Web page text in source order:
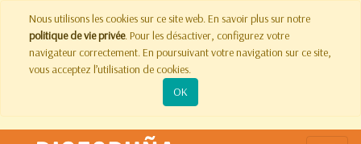
Nous utilisons les cookies sur ce site web. En savoir plus sur notre
politique de vie privée. Pour les désactiver, configurez votre
navigateur correctement. En poursuivant votre navigation sur ce site,
vous acceptez l’utilisation de cookies.
OK